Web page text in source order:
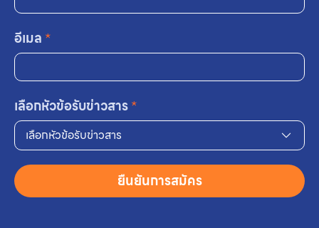
อีเมล *
เลือกหัวข้อรับข่าวสาร*
เลือกหัวข้อรับข่าวสาร
ยืนยันการสมัคร